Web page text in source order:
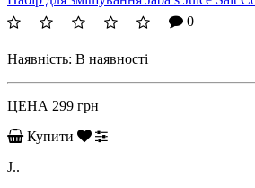
0
Наявність: В наявності
ЦЕНА 299 грн
Купити
J..